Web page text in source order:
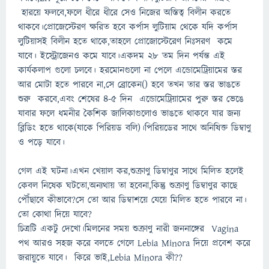
হারয়ে ফলবে,ফলে ধীরে ধীরে সেও নিজের অস্তিত্ব বিলীন করতে
থাকবে।প্রোজেস্টেরণ ক্ষরিত হবে কর্পাস লুটিয়াম থেকে যদি কর্পাস
লুটিয়াসই বিলীন হতে থাকে,তাহলে প্রোজোস্টেরেণ নিঃসরণ কমে
যাবে। ইস্ট্রোজেনও কমে যাবে।একদম ২৮ তম দিন পর্যন্ত এই
কার্যকলাপ গুলো চলবে। হরমোনগুলো না পেলে এন্ডোমেট্রিয়ামের স্তর
আর মোটা হতে পারবে না,সে ব্রোকেন() হবে তখন তার স্তর ভাঙতে
শুরু করবে,এবং শেষের ৪-৫ দিন এন্ডোমেট্রিয়ামের পুরু স্তর ভেঙে
যাবার ফলে ধমনীর কৈশিক জালিকাগুলোও ভাঙতে থাকবে যার জন্য
ব্লিডিং হতে থাকে(যাকে পিরিয়ড বলি)।পিরিয়ডের সাথে অনিষিক্ত ডিম্বাণু
ও পড়ে যাবে।
গেল এই ঘটনা।এখন খেয়াল কর,শুক্রাণু ডিম্বাণুর সাথে মিলিত হলেই
কেবল নিষেক ঘটতো,অন্যথায় তা হবেনা,কিন্তু শুক্রাণু ডিম্বাণুর কাছে
পৌঁছাবে কীভাবে?সে তো আর ডিম্বাশয়ে যেয়ে মিলিত হতে পারবে না।
তো কোথা দিয়ে যাবে?
চিত্রটি একটু দেখো।মিলনের সময় শুক্রাণু নারী জননাঙ্গের Vagina
পথ আরও সহজ করে বলতে গেলে Lebia Minora দিয়ে প্রবেশ করে
জরায়ুতে যাবে। কিরে ভাই,Lebia Minora কী??